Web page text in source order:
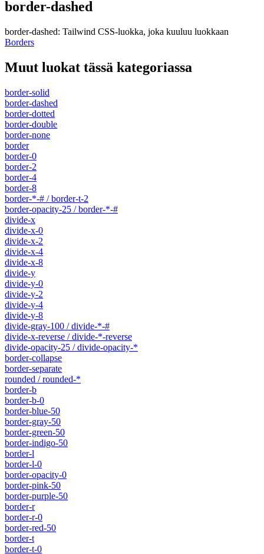
border-dashed
border-dashed: Tailwind CSS-luokka, joka kuuluu luokkaan
Borders
Muut luokat tässä kategoriassa
border-solid
border-dashed
border-dotted
border-double
border-none
border
border-0
border-2
border-4
border-8
border-*-# / border-t-2
border-opacity-25 / border-*-#
divide-x
divide-x-0
divide-x-2
divide-x-4
divide-x-8
divide-y
divide-y-0
divide-y-2
divide-y-4
divide-y-8
divide-gray-100 / divide-*-#
divide-x-reverse / divide-*-reverse
divide-opacity-25 / divide-opacity-*
border-collapse
border-separate
rounded / rounded-*
border-b
border-b-0
border-blue-50
border-gray-50
border-green-50
border-indigo-50
border-l
border-l-0
border-opacity-0
border-pink-50
border-purple-50
border-r
border-r-0
border-red-50
border-t
border-t-0